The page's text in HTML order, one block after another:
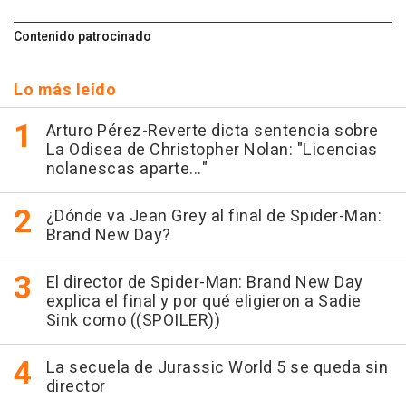
Contenido patrocinado
Lo más leído
Arturo Pérez-Reverte dicta sentencia sobre
La Odisea de Christopher Nolan: "Licencias
nolanescas aparte..."
¿Dónde va Jean Grey al final de Spider-Man:
Brand New Day?
El director de Spider-Man: Brand New Day
explica el final y por qué eligieron a Sadie
Sink como ((SPOILER))
La secuela de Jurassic World 5 se queda sin
director